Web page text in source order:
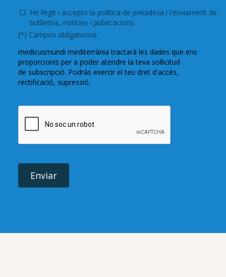
He llegit i accepto la política de privadesa i l'enviament de
butlletins, notícies i publicacions.
(*) Campos obligatorios
medicusmundi mediterrània tractarà les dades que ens
proporcionis per a poder atendre la teva sol·licitud
de subscripció. Podràs exercir el teu dret d'accés,
rectificació, supressió.
Enviar